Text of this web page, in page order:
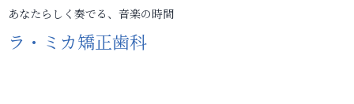
あなたらしく奏でる、音楽の時間
ラ・ミカ矯正歯科